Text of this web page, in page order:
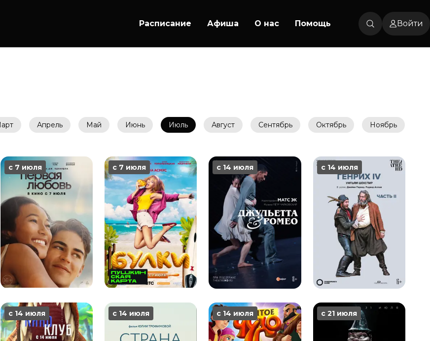
Расписание Афиша О нас Помощь Войти
Апрель Май Июнь Июль Август Сентябрь Октябрь Ноябрь
с 7 июля с 7 июля с 14 июля с 14 июля
с 14 июля с 14 июля с 14 июля с 21 июля